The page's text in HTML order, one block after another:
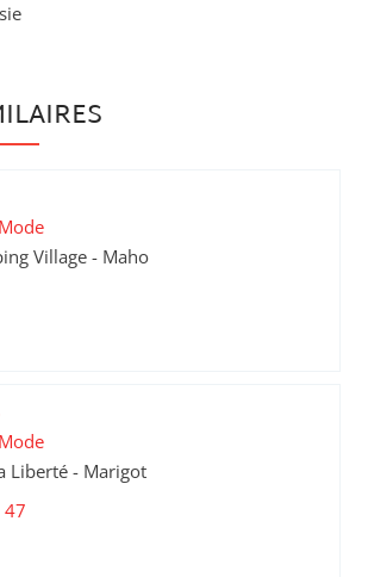
Village - Maho
Liberté - Marigot
47